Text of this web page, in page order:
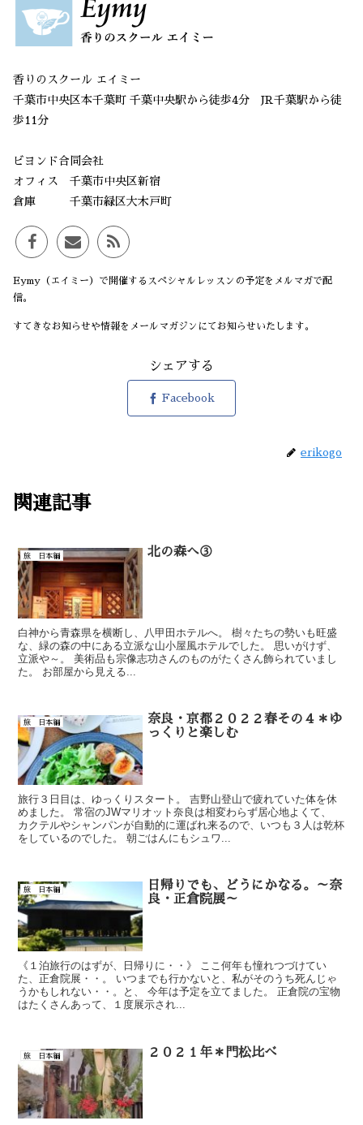
香りのスクール エイミー
千葉市中央区本千葉町 千葉中央駅から徒歩4分 JR千葉駅から徒
歩11分
ビヨンド合同会社
オフィス 千葉市中央区新宿
倉庫 千葉市緑区大木戸町
Eymy（エイミー）で開催するスペシャルレッスンの予定をメルマガで配
信。
すてきなお知らせや情報をメールマガジンにてお知らせいたします。
シェアする
Facebook
erikogo
関連記事
旅 日本編 北の森へ③
白神から青森県を横断し、八甲田ホテルへ。 樹々たちの勢いも旺盛
な、緑の森の中にある立派な山小屋風ホテルでした。 思いがけず、
立派や～。 美術品も宗像志功さんのものがたくさん飾られていまし
た。 お部屋から見える...
旅 日本編
奈良・京都２０２２春その４＊ゆ
っくりと楽しむ
旅行３日目は、ゆっくりスタート。 吉野山登山で疲れていた体を休
めました。 常宿のJWマリオット奈良は相変わらず居心地よくて、
カクテルやシャンパンが自動的に運ばれ来るので、いつも３人は乾杯
をしているのでした。 朝ごはんにもシュワ...
旅 日本編
日帰りでも、どうにかなる。～奈
良・正倉院展～
《１泊旅行のはずが、日帰りに・・》 ここ何年も憧れつづけてい
た、正倉院展・・。 いつまでも行かないと、私がそのうち死んじゃ
うかもしれない・・。と、 今年は予定を立てました。 正倉院の宝物
はたくさんあって、１度展示され...
旅 日本編 ２０２１年＊門松比べ